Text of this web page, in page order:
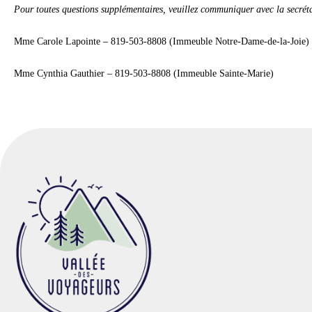
Pour toutes questions supplémentaires, veuillez communiquer avec la
Mme Carole Lapointe – 819-503-8808 (Immeuble Notre-Dame-de-la-Joie)
Mme Cynthia Gauthier – 819-503-8808 (Immeuble Sainte-Marie)